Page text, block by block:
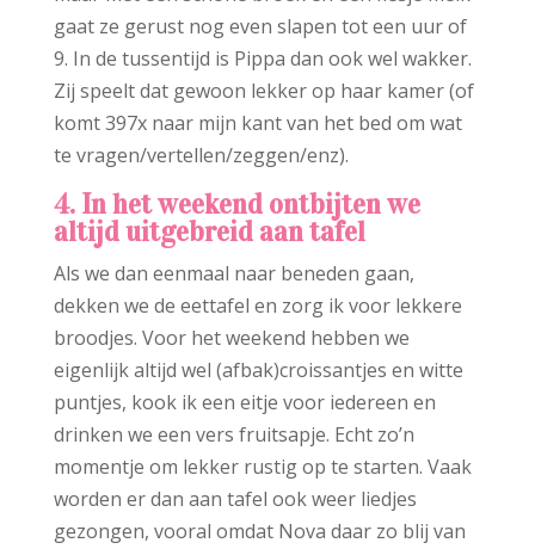
gaat ze gerust nog even slapen tot een uur of
9. In de tussentijd is Pippa dan ook wel wakker.
Zij speelt dat gewoon lekker op haar kamer (of
komt 397x naar mijn kant van het bed om wat
te vragen/vertellen/zeggen/enz).
4. In het weekend ontbijten we
altijd uitgebreid aan tafel
Als we dan eenmaal naar beneden gaan,
dekken we de eettafel en zorg ik voor lekkere
broodjes. Voor het weekend hebben we
eigenlijk altijd wel (afbak)croissantjes en witte
puntjes, kook ik een eitje voor iedereen en
drinken we een vers fruitsapje. Echt zo’n
momentje om lekker rustig op te starten. Vaak
worden er dan aan tafel ook weer liedjes
gezongen, vooral omdat Nova daar zo blij van